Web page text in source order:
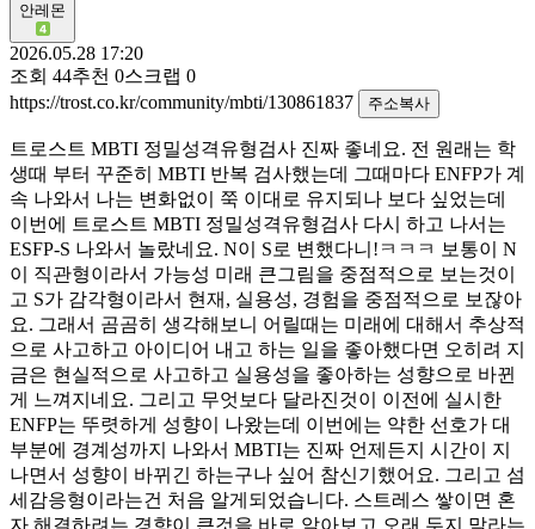
안레몬
2026.05.28 17:20
조회 44추천 0스크랩 0
https://trost.co.kr/community/mbti/130861837
주소복사
트로스트 MBTI 정밀성격유형검사 진짜 좋네요. 전 원래는 학
생때 부터 꾸준히 MBTI 반복 검사했는데 그때마다 ENFP가 계
속 나와서 나는 변화없이 쭉 이대로 유지되나 보다 싶었는데
이번에 트로스트 MBTI 정밀성격유형검사 다시 하고 나서는
ESFP-S 나와서 놀랐네요. N이 S로 변했다니!ㅋㅋㅋ 보통이 N
이 직관형이라서 가능성 미래 큰그림을 중점적으로 보는것이
고 S가 감각형이라서 현재, 실용성, 경험을 중점적으로 보잖아
요. 그래서 곰곰히 생각해보니 어릴때는 미래에 대해서 추상적
으로 사고하고 아이디어 내고 하는 일을 좋아했다면 오히려 지
금은 현실적으로 사고하고 실용성을 좋아하는 성향으로 바뀐
게 느껴지네요. 그리고 무엇보다 달라진것이 이전에 실시한
ENFP는 뚜렷하게 성향이 나왔는데 이번에는 약한 선호가 대
부분에 경계성까지 나와서 MBTI는 진짜 언제든지 시간이 지
나면서 성향이 바뀌긴 하는구나 싶어 참신기했어요. 그리고 섬
세감응형이라는건 처음 알게되었습니다. 스트레스 쌓이면 혼
자 해결하려는 경향이 큰것을 바로 알아보고 오래 두지 말라는